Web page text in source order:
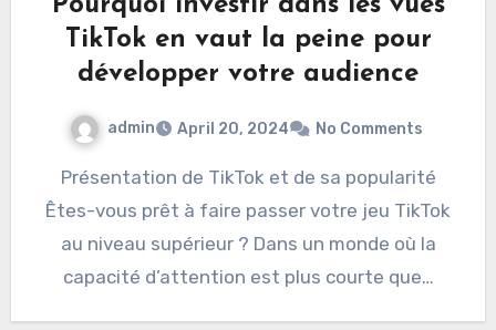
Pourquoi investir dans les vues
TikTok en vaut la peine pour
développer votre audience
admin April 20, 2024 No Comments
Présentation de TikTok et de sa popularité
Êtes-vous prêt à faire passer votre jeu TikTok
au niveau supérieur ? Dans un monde où la
capacité d’attention est plus courte que…